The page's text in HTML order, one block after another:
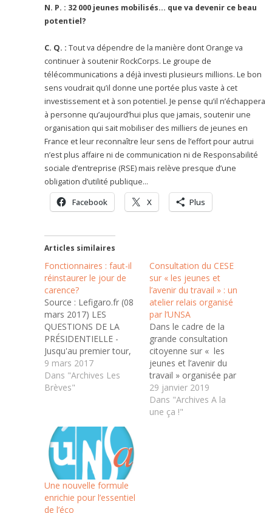
N. P. : 32 000 jeunes mobilisés… que va devenir ce beau
potentiel?
C. Q. :Tout va dépendre de la manière dont Orange va
continuer à soutenir RockCorps. Le groupe de
télécommunications a déjà investi plusieurs millions. Le bon
sens voudrait qu’il donne une portée plus vaste à cet
investissement et à son potentiel. Je pense qu’il n’échappera
à personne qu’aujourd’hui plus que jamais, soutenir une
organisation qui sait mobiliser des milliers de jeunes en
France et leur reconnaître leur sens de l’effort pour autrui
n’est plus affaire ni de communication ni de Responsabilité
sociale d’entreprise (RSE) mais relève presque d’une
obligation d’utilité publique…
Facebook X Plus
Articles similaires
Fonctionnaires : faut-il
réinstaurer le jour de
carence?
Source : Lefigaro.fr (08
mars 2017) LES
QUESTIONS DE LA
PRÉSIDENTIELLE -
Jusqu'au premier tour,
Le Figaro s'intéresse
chaque semaine à un
thème économique.
fonction publique
supprimé par François
Hollande le 1er janvier
2014? « Quand j'ai
entendu Macron…
9 mars 2017
Dans "Archives Les
Brèves"
Consultation du CESE
sur « les jeunes et
l’avenir du travail » : un
atelier relais organisé
par l’UNSA
Dans le cadre de la
grande consultation
citoyenne sur « les
jeunes et l’avenir du
travail » organisée par
le CESE dans le cadre
de la saisine
gouvernementale
29 janvier 2019
Dans "Archives A la
une ça !"
Une nouvelle formule
enrichie pour l’essentiel
de l’éco